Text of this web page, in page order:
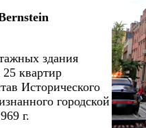
здания
25 квартир
Исторического
городской
г.